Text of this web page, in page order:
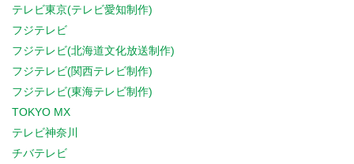
テレビ東京(テレビ愛知制作)
フジテレビ
フジテレビ(北海道文化放送制作)
フジテレビ(関西テレビ制作)
フジテレビ(東海テレビ制作)
TOKYO MX
テレビ神奈川
チバテレビ